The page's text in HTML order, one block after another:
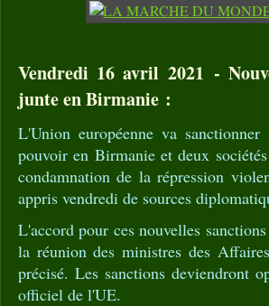
Vendredi 16 avril 2021 -
junte en Birmanie :
L'Union européenne va
pouvoir en Birmanie et deux
condamnation de la répression
appris vendredi de sources
L'accord pour ces nouvelles
la réunion des ministres des
précisé. Les sanctions deviendront
officiel de l'UE.